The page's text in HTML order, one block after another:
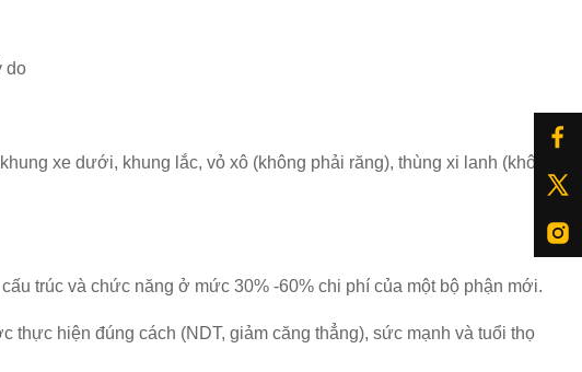
do
xe dưới, khung lắc, vỏ xô (không phải răng), thùng xi lanh (không
trúc và chức năng ở mức 30% -60% chi phí của một bộ phận mới.
hiện đúng cách (NDT, giảm căng thẳng), sức mạnh và tuổi thọ